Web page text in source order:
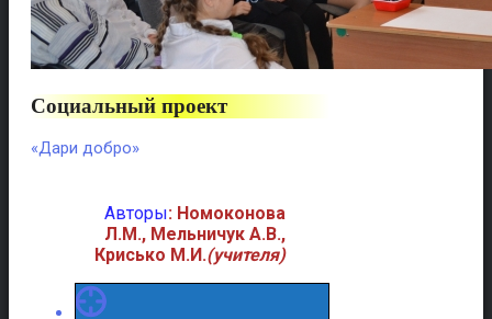
Социальный проект
«Дари добро»
Авторы: Номоконова
Л.М., Мельничук А.В.,
Крисько М.И.(учителя)